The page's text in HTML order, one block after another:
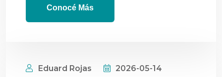
Conocé Más
Eduard Rojas 2026-05-14